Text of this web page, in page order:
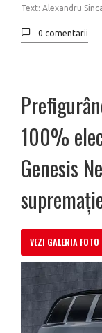
Text: Alexandru
0 comentarii
100%
Genesis
VEZI GALERIA FOTO